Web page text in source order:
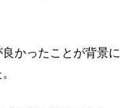
かったことが背景に